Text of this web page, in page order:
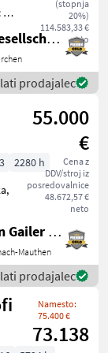
(stopnja
20%)
114.583,33 €
neto
MAUCH Gesellschaft m.b.H. & Co.KG
prodajalec
55.000
€
Cena z
DDV/stroj iz
posredovalnice
48.672,57 €
neto
2280 h
Maschinen Gailer GmbH
Mauthen
prodajalec
Namesto:
75.400 €
73.138